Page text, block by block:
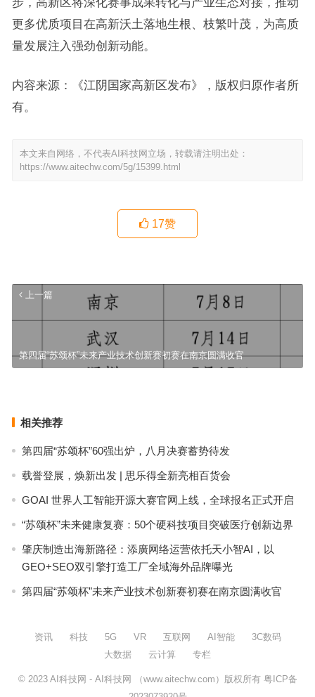
更多优质项目在高新沃土落地生根、枝繁叶茂，为高质
量发展注入强劲创新动能。
内容来源：《江阴国家高新区发布》，版权归原作者所
有。
本文来自网络，不代表AI科技网立场，转载请注明出处：
https://www.aitechw.com/5g/15399.html
17赞
上一篇
第四届“苏颂杯”未来产业技术创新赛初赛在南京圆满收官
肇庆制造出海新路径：添廣网络运营依托天小智AI，以GEO+SEO双
引擎打造工厂全域海外品牌曝光
相关推荐
第四届“苏颂杯”60强出炉，八月决赛蓄势待发
载誉登展，焕新出发 | 思乐得全新亮相百货会
GOAI 世界人工智能开源大赛官网上线，全球报名正式开启
“苏颂杯”未来健康复赛：50个硬科技项目突破医疗创新边界
肇庆制造出海新路径：添廣网络运营依托天小智AI，以
GEO+SEO双引擎打造工厂全域海外品牌曝光
第四届“苏颂杯”未来产业技术创新赛初赛在南京圆满收官
资讯 科技 5G VR 互联网 AI智能
3C数码
大数据
云计算 专栏
© 2023 AI科技网 - AI科技网 （www.aitechw.com）版权所有粤ICP备